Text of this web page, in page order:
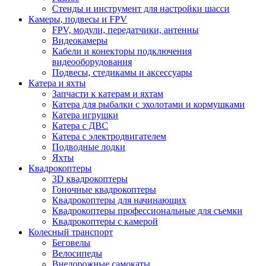
Стенды и инструмент для настройки шасси
Камеры, подвесы и FPV
FPV, модули, передатчики, антенны
Видеокамеры
Кабели и конекторы подключения
видеооборудования
Подвесы, стедикамы и аксессуары
Катера и яхты
Запчасти к катерам и яхтам
Катера для рыбалки с эхолотами и кормушками
Катера игрушки
Катера с ДВС
Катера с электродвигателем
Подводные лодки
Яхты
Квадрокоптеры
3D квадрокоптеры
Гоночные квадрокоптеры
Квадрокоптеры для начинающих
Квадрокоптеры профессиональные для съемки
Квадрокоптеры с камерой
Колесный транспорт
Беговелы
Велосипеды
Внедорожные самокаты